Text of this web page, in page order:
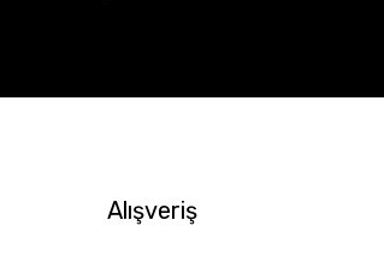
Alışveriş